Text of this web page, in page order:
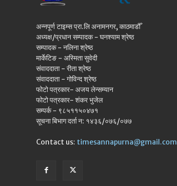
अन्नपूर्ण टाइम्स प्रा.लि अनामनगर, काठमाडौँ
अध्यक्ष/प्रधान सम्पादक - घनश्याम श्रेष्ठ
सम्पादक - नलिना श्रेष्ठ
मार्केटिङ - अस्मिता सुवेदी
संवाददाता - रीता श्रेष्ठ
संवाददाता - गोविन्द श्रेष्ठ
फोटो पत्रकार- अजय लेन्सम्यान
फोटो पत्रकार- शंकर भुजेल
सम्पर्क - ९८५११५०४७१
सूचना बिभाग दर्ता न: १४३६/०७६/०७७
Contact us: timesannapurna@gmail.com